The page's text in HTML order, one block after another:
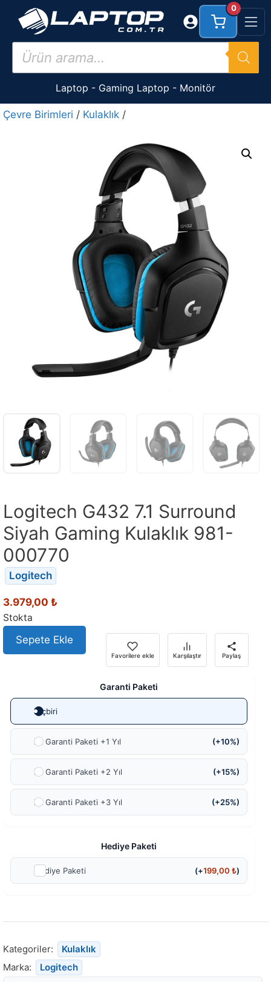
İçeriğe
Products
search
Laptop - Gaming Laptop - Monitör
0
Çevre Birimleri / Kulaklık /
Logitech G432 7.1 Surround
Siyah Gaming Kulaklık 981-
000770
Logitech
3.979,00 ₺
Stokta
Sepete Ekle
Favorilere ekle Karşılaştır Paylaş
Garanti Paketi
Hiçbiri
Ek Garanti Paketi +1 Yıl (+10%)
Ek Garanti Paketi +2 Yıl (+15%)
Ek Garanti Paketi +3 Yıl (+25%)
Hediye Paketi
Hediye Paketi (+199,00₺)
Kategoriler:
Kulaklık
Marka:
Logitech